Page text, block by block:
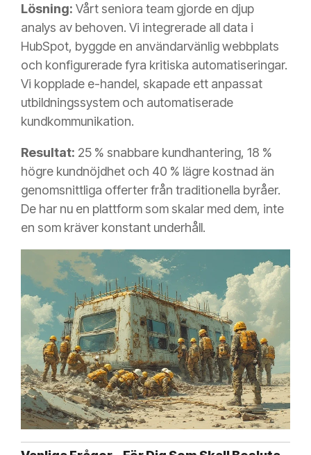
Lösning: Vårt seniora team gjorde en djup
analys av behoven. Vi integrerade all data i
HubSpot, byggde en användarvänlig webbplats
och konfigurerade fyra kritiska automatiseringar.
Vi kopplade e-handel, skapade ett anpassat
utbildningssystem och automatiserade
kundkommunikation.
Resultat: 25 % snabbare kundhantering, 18 %
högre kundnöjdhet och 40 % lägre kostnad än
genomsnittliga offerter från traditionella byråer.
De har nu en plattform som skalar med dem, inte
en som kräver konstant underhåll.